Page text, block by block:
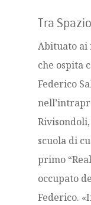
Tra
Abituato ai
che ospita
Federico
scuola di
primo
occupato
Federico.